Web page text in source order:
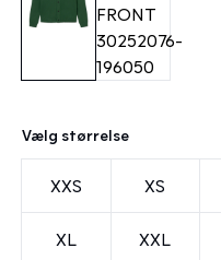
Vælg størrelse
XXS XS
XL XXL